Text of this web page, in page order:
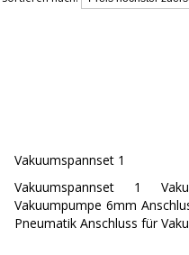
Vakuumspannset 1
Vakuumspannset 1
Vakuumpumpe 6mm
Pneumatik Anschluss für